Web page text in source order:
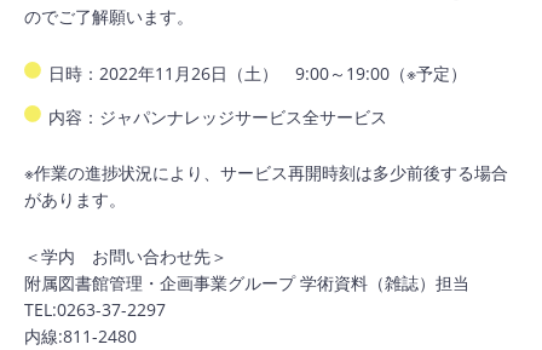
のでご了解願います。
日時：2022年11月26日（土） 9:00～19:00（※予定）
内容：ジャパンナレッジサービス全サービス
※作業の進捗状況により、サービス再開時刻は多少前後する場合
があります。
＜学内 お問い合わせ先＞
附属図書館管理・企画事業グループ 学術資料（雑誌）担当
TEL:0263-37-2297
内線:811-2480